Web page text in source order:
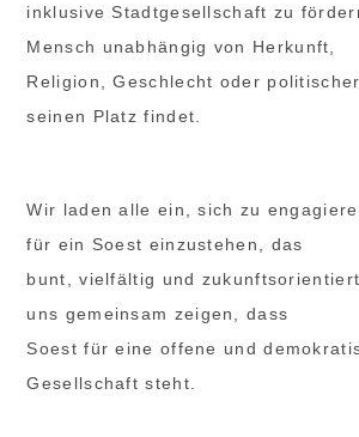
inklusive Stadtgesellschaft zu
Mensch unabhängig von Herkunft,
Religion, Geschlecht oder
seinen Platz findet.
Wir laden alle ein, sich zu
für ein Soest einzustehen, das
bunt, vielfältig und
uns gemeinsam zeigen, dass
Soest für eine offene und
Gesellschaft steht.